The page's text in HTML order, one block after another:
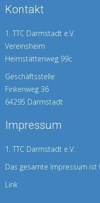
Kontakt
1. TTC Darmstadt e.V.
Vereinsheim
Heimstättenweg 99c
Geschäftsstelle
Finkenweg 36
64295 Darmstadt
Impressum
1. TTC Darmstadt e.V.
Das gesamte Impressum ist
Link